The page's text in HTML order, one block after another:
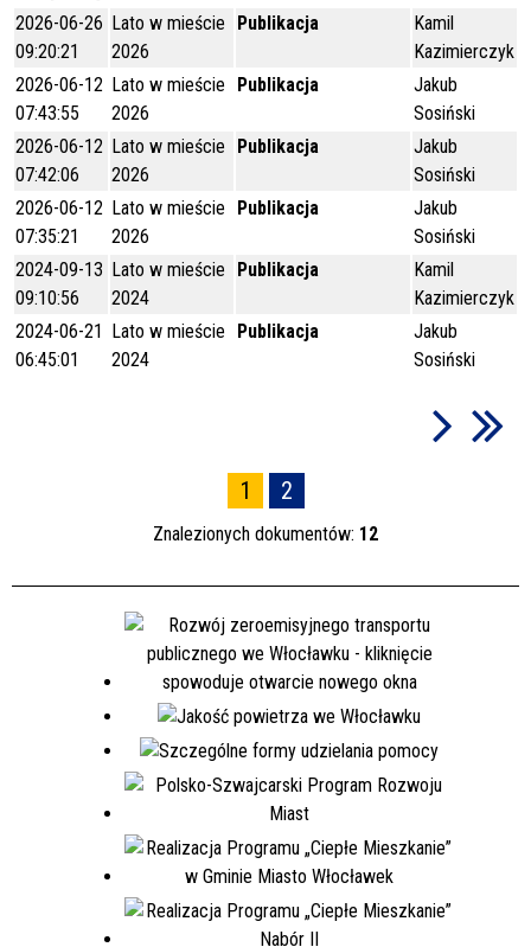
2026-06-26
09:20:21
Lato w mieście
2026
Publikacja
Kamil
Kazimierczyk
2026-06-12
07:43:55
Lato w mieście
2026
Publikacja
Jakub
Sosiński
2026-06-12
07:42:06
Lato w mieście
2026
Publikacja
Jakub
Sosiński
2026-06-12
07:35:21
Lato w mieście
2026
Publikacja
Jakub
Sosiński
2024-09-13
09:10:56
Lato w mieście
2024
Publikacja
Kamil
Kazimierczyk
2024-06-21
06:45:01
Lato w mieście
2024
Publikacja
Jakub
Sosiński
1 2
Znalezionych dokumentów: 12